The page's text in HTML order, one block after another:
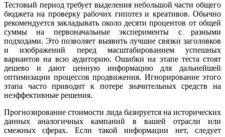
Тестовый период требует выделения небольшой части общего
бюджета на проверку рабочих гипотез и креативов. Обычно
рекомендуется закладывать около десяти процентов от общей
суммы на первоначальные эксперименты с разными
подходами. Это позволяет выявить лучшие связки заголовков
и изображений перед масштабированием успешных
вариантов на всю аудиторию. Ошибки на этапе теста стоят
дешево и дают ценную информацию для дальнейшей
оптимизации процессов продвижения. Игнорирование этого
этапа часто приводит к потере значительных средств на
неэффективные решения.
Прогнозирование стоимости лида базируется на исторических
данных аналогичных кампаний в вашей отрасли или
смежных сферах. Если такой информации нет, следует